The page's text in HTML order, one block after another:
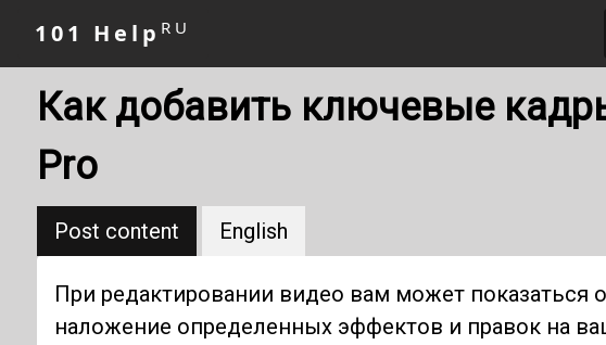
101 Help RU
Как добавить ключевые
Pro
Post content English
При редактировании видео вам может показаться
наложение определенных эффектов и правок на